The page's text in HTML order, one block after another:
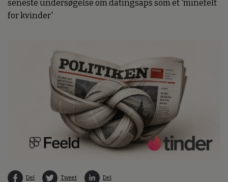
seneste undersøgelse om datingsaps som et 'minefelt
for kvinder'
Del Tweet Del